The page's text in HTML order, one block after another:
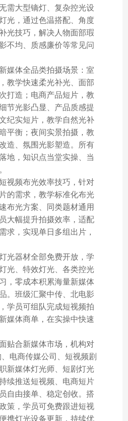
需大型镝灯、复杂控光设
光，通过色温搭配、角度
光技巧，解决人物面部瑕
不均、质感廉价等常见问
媒体全品类拍摄场景：室
教学快速柔光补光、面部
打造；电商产品短片，教
节光影凸显、产品质感提
纪实短片，教学自然光补
平衡；夜间实景拍摄，教
造、氛围光影塑造。所有
地，知识点当堂实操、当
视频布光效率技巧，针对
的需求，教学标准化布光
布光方案、同类题材通用
大幅提升拍摄效率，适配
求，实现单日多组出片，
光器材全部免费开放，学
光、特效灯光、各类控光
，零成本积累海量新媒体
。班级汇聚中传、北电影
学员可组队完成短视频拍
媒体商单，在实操中快速
贴合新媒体市场，机构对
电商传媒公司、短视频剧
新媒体灯光师、短剧灯光
续推送短视频、电商短片
自由接单、稳定创收。搭
策，学员可免费跟进短视
携灯光设备更新，持续优